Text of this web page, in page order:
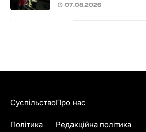
07.08.2026
Суспільство
Політика
Про нас
Редакційна політика